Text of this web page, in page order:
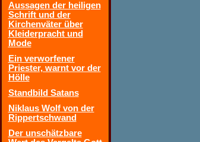
Aussagen der heiligen
Schrift und der
Kirchenväter über
Kleiderpracht und
Mode
Ein verworfener
Priester, warnt vor der
Hölle
Standbild Satans
Niklaus Wolf von der
Rippertschwand
Der unschätzbare